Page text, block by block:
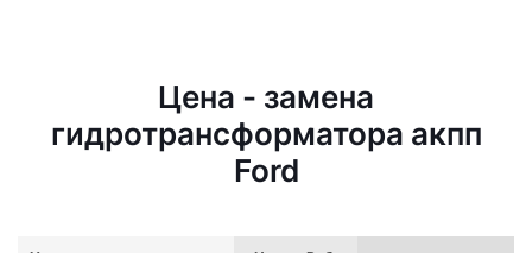
Цена - замена
гидротрансформатора акпп
Ford